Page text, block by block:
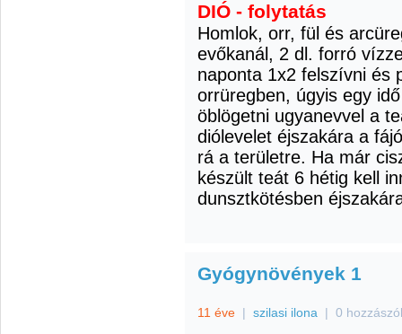
DIÓ - folytatás
Homlok, orr, fül és
evőkanál, 2 dl. forró
naponta 1x2 felszívni és
orrüregben, úgyis egy
öblögetni ugyanevvel a
diólevelet éjszakára a
rá a területre. Ha már
készült teát 6 hétig kell
dunsztkötésben
Gyógynövények 1
11 éve | szilasi ilona | 0